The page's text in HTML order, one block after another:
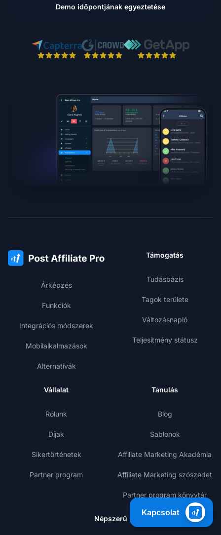
Demo időpontjának egyeztetése
Árképzés
Funkciók
Integrációs módszerek
Mobilalkalmazások
Alternatívák
Támogatás
Tudásbázis
Tagok területe
Változásnapló
Teljesítmény státusz
Vállalat
Rólunk
Díjak
Sikertörténetek
Partner program
Tanulás
Blog
Sablonok
Affiliate Marketing Akadémia
Affiliate Marketing szószedet
Partner program könyvtár
Népszerű
Kapcsolat